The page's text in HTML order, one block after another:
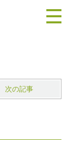
次の記事